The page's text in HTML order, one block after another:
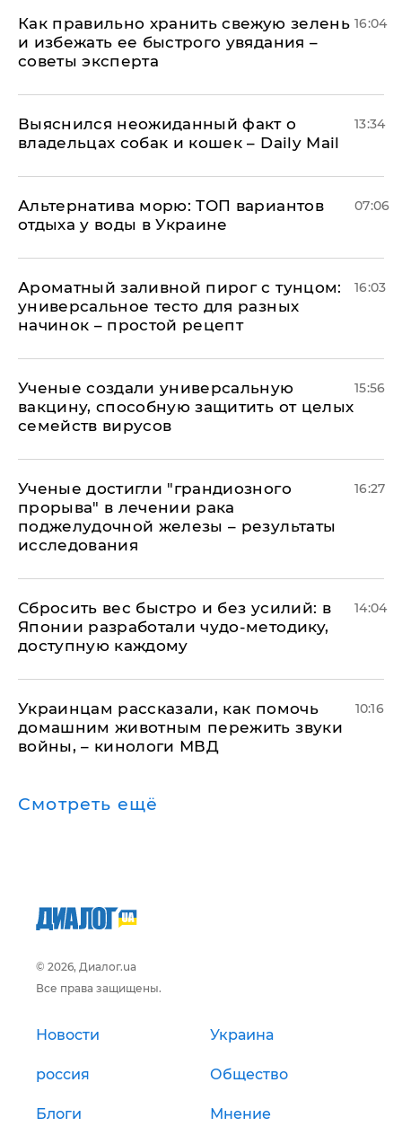
Как правильно хранить свежую зелень
и избежать ее быстрого увядания –
советы эксперта
16:04
Выяснился неожиданный факт о
владельцах собак и кошек – Daily Mail
13:34
Альтернатива морю: ТОП вариантов
отдыха у воды в Украине
07:06
Ароматный заливной пирог с тунцом:
универсальное тесто для разных
начинок – простой рецепт
16:03
Ученые создали универсальную
вакцину, способную защитить от целых
семейств вирусов
15:56
Ученые достигли "грандиозного
прорыва" в лечении рака
поджелудочной железы – результаты
исследования
16:27
Сбросить вес быстро и без усилий: в
Японии разработали чудо-методику,
доступную каждому
14:04
Украинцам рассказали, как помочь
домашним животным пережить звуки
войны, – кинологи МВД
10:16
Смотреть ещё
© 2026, Диалог.ua
Все права защищены.
Новости Украина
россия Общество
Блоги Мнение